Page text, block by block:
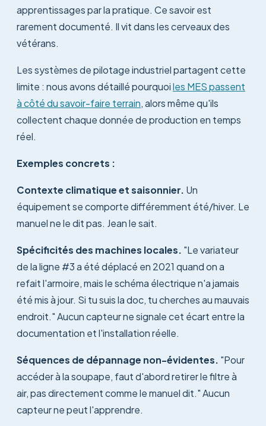
apprentissages par la pratique. Ce savoir est
rarement documenté. Il vit dans les cerveaux des
vétérans.
Les systèmes de pilotage industriel partagent cette
limite : nous avons détaillé pourquoiles MES passent
à côté du savoir-faire terrain, alors même qu'ils
collectent chaque donnée de production en temps
réel.
Exemples concrets :
Contexte climatique et saisonnier. Un
équipement se comporte différemment été/hiver. Le
manuel ne le dit pas. Jean le sait.
Spécificités des machines locales. "Le variateur
de la ligne #3 a été déplacé en 2021 quand on a
refait l'armoire, mais le schéma électrique n'a jamais
été mis à jour. Si tu suis la doc, tu cherches au mauvais
endroit." Aucun capteur ne signale cet écart entre la
documentation et l'installation réelle.
Séquences de dépannage non-évidentes. "Pour
accéder à la soupape, faut d'abord retirer le filtre à
air, pas directement comme le manuel dit." Aucun
capteur ne peut l'apprendre.